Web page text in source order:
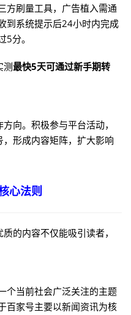
方刷量工具，广告植入需通
到系统提示后24小时内完成
5分。
测最快5天可通过新手期转
向。积极参与平台活动，
形成内容矩阵，扩大影响
心法则
的内容不仅能吸引读者，
个当前社会广泛关注的主题
百家号主要以新闻资讯为核